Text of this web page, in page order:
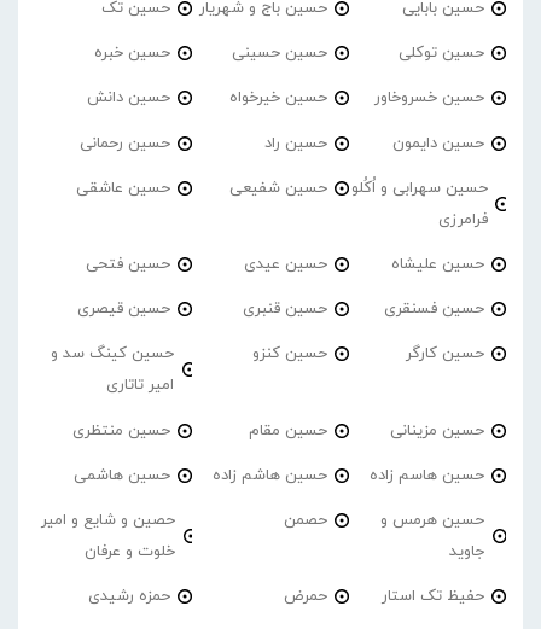
حسین بابایی حسین باج و شهریار حسین تک
حسین توکلی حسین حسینی حسین خبره
حسین خسروخاور حسین خیرخواه حسین دانش
حسین دایمون حسین راد حسین رحمانی
حسین سهرابی و اُکُلو
فرامرزی
حسین شفیعی حسین عاشقی
حسین علیشاه حسین عیدی حسین فتحی
حسین فسنقری حسین قنبری حسین قیصری
حسین کارگر حسین کنزو
حسین کینگ سد و
امیر تاتاری
حسین مزینانی حسین مقام حسین منتظری
حسین هاسم زاده حسین هاشم زاده حسین هاشمی
حسین هرمس و
جاوید
حصمن
حصین و شایع و امیر
خلوت و عرفان
حفیظ تک استار حمرض حمزه رشیدی